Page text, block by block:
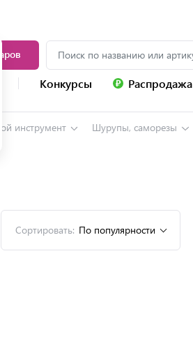
Конкурсы Распродажа
инструмент Шурупы, саморезы
Сортировать: По популярности